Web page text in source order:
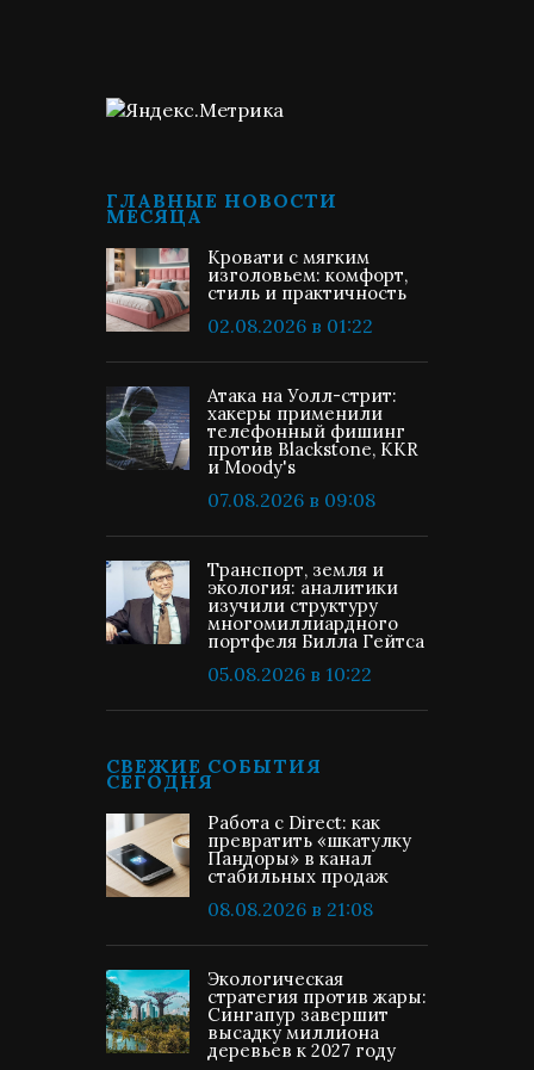
ГЛАВНЫЕ НОВОСТИ
МЕСЯЦА
Кровати с мягким
изголовьем: комфорт,
стиль и практичность
02.08.2026 в 01:22
Атака на Уолл-стрит:
хакеры применили
телефонный фишинг
против Blackstone, KKR
и Moody's
07.08.2026 в 09:08
Транспорт, земля и
экология: аналитики
изучили структуру
многомиллиардного
портфеля Билла Гейтса
05.08.2026 в 10:22
СВЕЖИЕ СОБЫТИЯ
СЕГОДНЯ
Работа с Direct: как
превратить «шкатулку
Пандоры» в канал
стабильных продаж
08.08.2026 в 21:08
Экологическая
стратегия против жары:
Сингапур завершит
высадку миллиона
деревьев к 2027 году